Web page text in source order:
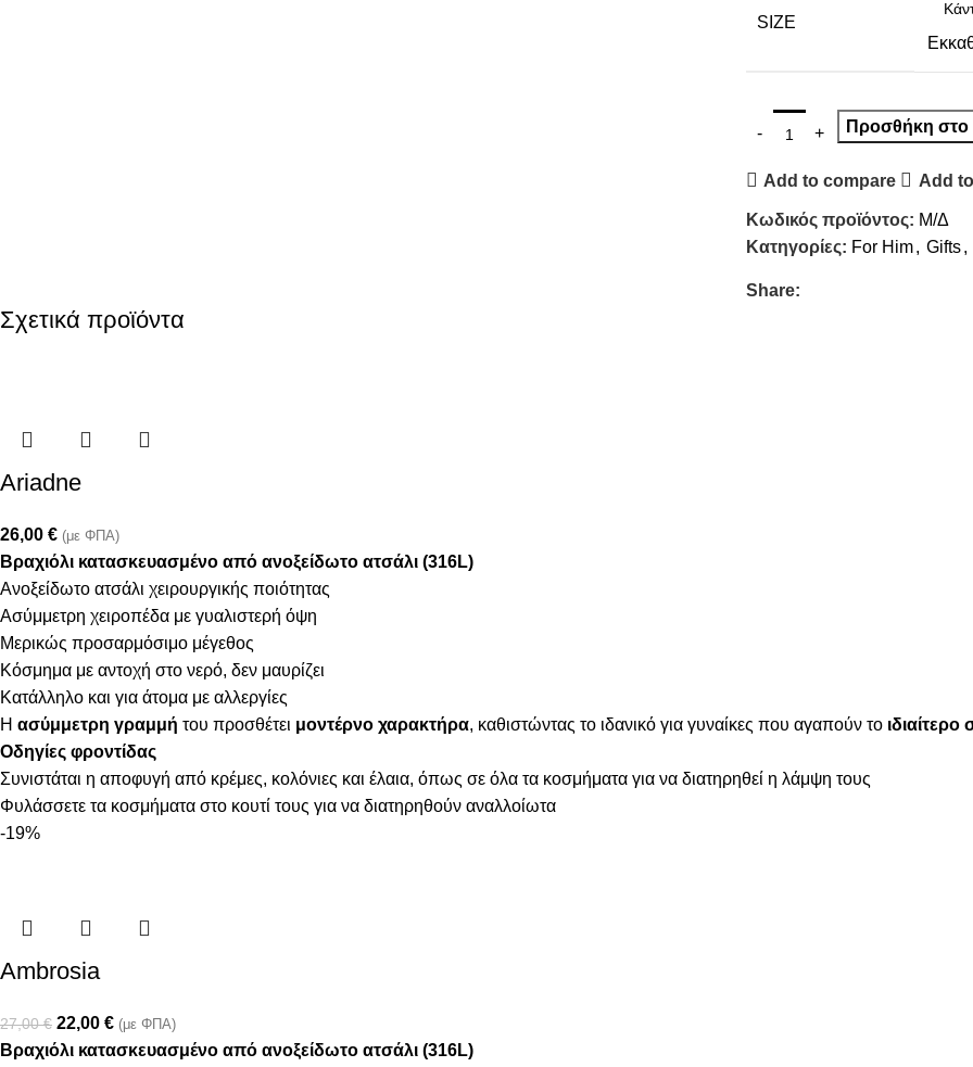
SIZE
Προσθήκη στο
Add to compare Add
Κωδικός προϊόντος: Μ/Δ
Κατηγορίες: For Him, Gifts,
Share:
Σχετικά προϊόντα
Ariadne
26,00 € (με ΦΠΑ)
Βραχιόλι κατασκευασμένο από ανοξείδωτο ατσάλι (316L)
Ανοξείδωτο ατσάλι χειρουργικής ποιότητας
Ασύμμετρη χειροπέδα με γυαλιστερή όψη
Μερικώς προσαρμόσιμο μέγεθος
Κόσμημα με αντοχή στο νερό, δεν μαυρίζει
Κατάλληλο και για άτομα με αλλεργίες
Η ασύμμετρη γραμμή του προσθέτει μοντέρνο χαρακτήρα, καθιστώντας το ιδανικό για γυναίκες που αγαπούν το ιδιαίτερο
Οδηγίες φροντίδας
Συνιστάται η αποφυγή από κρέμες, κολόνιες και έλαια, όπως σε όλα τα κοσμήματα για να διατηρηθεί η λάμψη τους
Φυλάσσετε τα κοσμήματα στο κουτί τους για να διατηρηθούν αναλλοίωτα
-19%
Ambrosia
27,00€ 22,00 € (με ΦΠΑ)
Βραχιόλι κατασκευασμένο από ανοξείδωτο ατσάλι (316L)